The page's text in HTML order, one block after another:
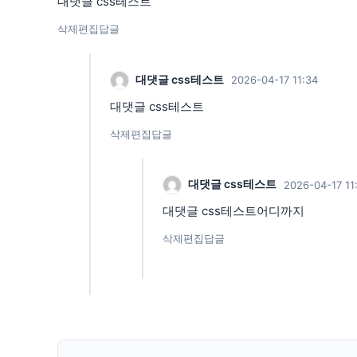
삭제편집답글
대댓글 css테스트 2026-04-17 11:34
대댓글 css테스트
삭제편집답글
대댓글 css테스트 2026-04-17
대댓글 css테스트어디까지
삭제편집답글